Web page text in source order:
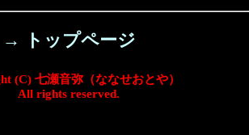
→ トップページ
(C) 七瀬音弥（ななせおとや）
All rights reserved.